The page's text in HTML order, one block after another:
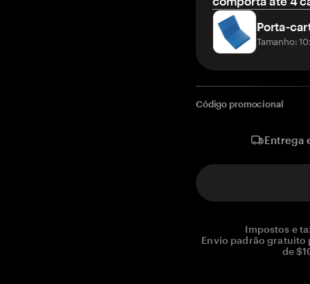
Porta-
Tamanho:
Código promocional
Entrega
Impostos e
Envio padrão gratuito
de